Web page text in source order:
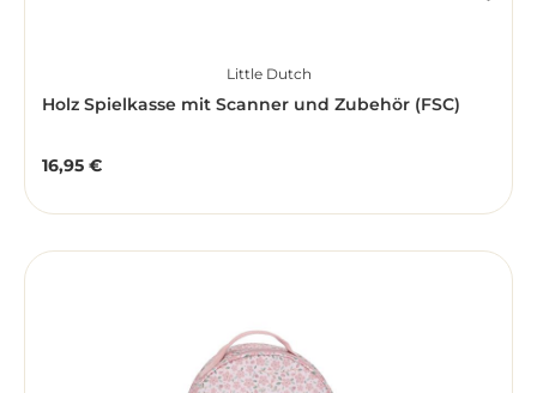
Little Dutch
Holz Spielkasse mit Scanner und Zubehör (FSC)
Regulärer Preis:
16,95 €